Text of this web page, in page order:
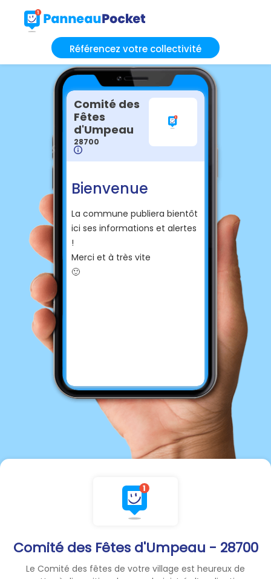
Référencez votre collectivité
Comité des Fêtes d'Umpeau - 28700
Le Comité des fêtes de votre village est heureux de
Comité des
Fêtes
d'Umpeau
28700
Bienvenue
La commune publiera bientôt
ici ses informations et alertes
!
Merci et à très vite
🙂